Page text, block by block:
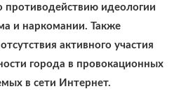
противодействию идеологии
и наркомании. Также
активного участия
города в провокационных
в сети Интернет.